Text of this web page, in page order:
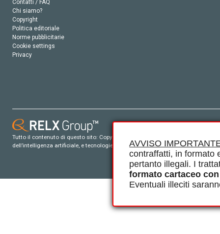
AVVISO
contraffatti, in formato
pertanto illegali. I
formato cartaceo
Eventuali illeciti
Contatti / FAQ
Chi siamo?
Copyright
Politica editoriale
Norme pubblicitarie
Cookie settings
Privacy
Tutto il contenuto di questo sito: Copyright © 2026 Elsevier, i suoi
dell’intelligenza artificiale, e tecnologie simili. Per tutto il contenuto ‘open